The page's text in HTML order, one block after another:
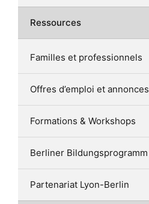
Ressources
Familles et professionnels
Offres d’emploi et annonces
Formations & Workshops
Berliner Bildungsprogramm
Partenariat Lyon-Berlin